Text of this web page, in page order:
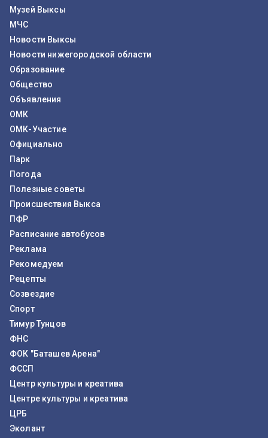
Музей Выксы
МЧС
Новости Выксы
Новости нижегородской области
Образование
Общество
Объявления
ОМК
ОМК-Участие
Официально
Парк
Погода
Полезные советы
Происшествия Выкса
ПФР
Расписание автобусов
Реклама
Рекомедуем
Рецепты
Созвездие
Спорт
Тимур Тунцов
ФНС
ФОК "Баташев Арена"
ФССП
Центр культуры и креатива
Центре культуры и креатива
ЦРБ
Эколант